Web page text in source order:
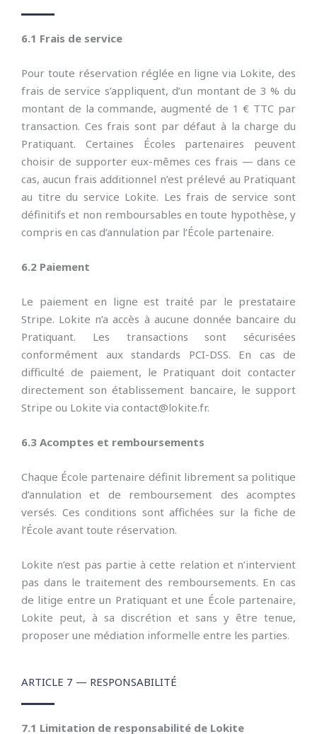
6.1 Frais de service
Pour toute réservation réglée en ligne via Lokite, des
frais de service s’appliquent, d’un montant de 3 % du
montant de la commande, augmenté de 1 € TTC par
transaction. Ces frais sont par défaut à la charge du
Pratiquant. Certaines Écoles partenaires peuvent
choisir de supporter eux-mêmes ces frais — dans ce
cas, aucun frais additionnel n’est prélevé au Pratiquant
au titre du service Lokite. Les frais de service sont
définitifs et non remboursables en toute hypothèse, y
compris en cas d’annulation par l’École partenaire.
6.2 Paiement
Le paiement en ligne est traité par le prestataire
Stripe. Lokite n’a accès à aucune donnée bancaire du
Pratiquant. Les transactions sont sécurisées
conformément aux standards PCI-DSS. En cas de
difficulté de paiement, le Pratiquant doit contacter
directement son établissement bancaire, le support
Stripe ou Lokite via contact@lokite.fr.
6.3 Acomptes et remboursements
Chaque École partenaire définit librement sa politique
d’annulation et de remboursement des acomptes
versés. Ces conditions sont affichées sur la fiche de
l’École avant toute réservation.
Lokite n’est pas partie à cette relation et n’intervient
pas dans le traitement des remboursements. En cas
de litige entre un Pratiquant et une École partenaire,
Lokite peut, à sa discrétion et sans y être tenue,
proposer une médiation informelle entre les parties.
ARTICLE 7 — RESPONSABILITÉ
7.1 Limitation de responsabilité de Lokite